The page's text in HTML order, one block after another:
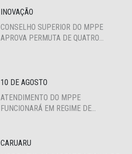
INOVAÇÃO
CONSELHO SUPERIOR DO MPPE
APROVA PERMUTA DE QUATRO
10 DE AGOSTO
ATENDIMENTO DO MPPE
FUNCIONARÁ EM REGIME DE
CARUARU